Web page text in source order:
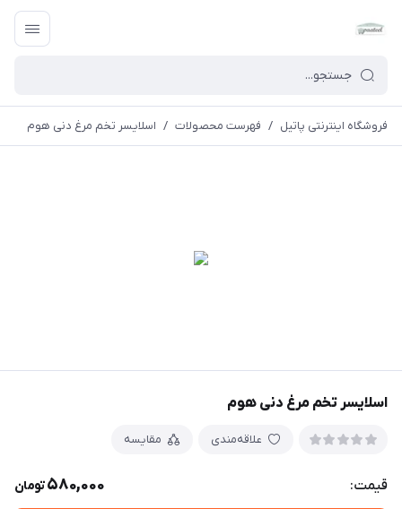
فروشگاه اینترنتی پاتیل / فهرست محصولات / اسلایسر تخم مرغ دنی هوم
اسلایسر تخم مرغ دنی هوم
علاقه‌مندی مقایسه
قیمت: 580,000تومان